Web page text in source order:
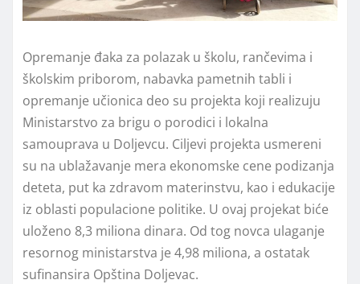
Opremanje đaka za polazak u školu, rančevima i
školskim priborom, nabavka pametnih tabli i
opremanje učionica deo su projekta koji realizuju
Ministarstvo za brigu o porodici i lokalna
samouprava u Doljevcu. Ciljevi projekta usmereni
su na ublažavanje mera ekonomske cene podizanja
deteta, put ka zdravom materinstvu, kao i edukacije
iz oblasti populacione politike. U ovaj projekat biće
uloženo 8,3 miliona dinara. Od tog novca ulaganje
resornog ministarstva je 4,98 miliona, a ostatak
sufinansira Opština Doljevac.